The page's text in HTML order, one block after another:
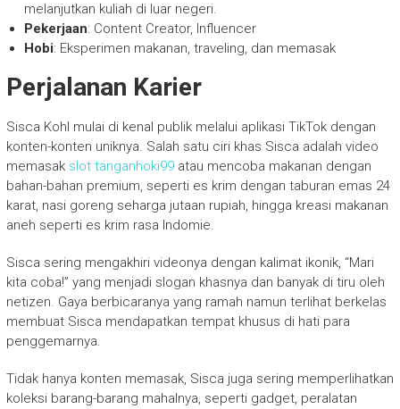
melanjutkan kuliah di luar negeri.
Pekerjaan: Content Creator, Influencer
Hobi: Eksperimen makanan, traveling, dan memasak
Perjalanan Karier
Sisca Kohl mulai di kenal publik melalui aplikasi TikTok dengan
konten-konten uniknya. Salah satu ciri khas Sisca adalah video
memasak slot tanganhoki99atau mencoba makanan dengan
bahan-bahan premium, seperti es krim dengan taburan emas 24
karat, nasi goreng seharga jutaan rupiah, hingga kreasi makanan
aneh seperti es krim rasa Indomie.
Sisca sering mengakhiri videonya dengan kalimat ikonik, “Mari
kita coba!” yang menjadi slogan khasnya dan banyak di tiru oleh
netizen. Gaya berbicaranya yang ramah namun terlihat berkelas
membuat Sisca mendapatkan tempat khusus di hati para
penggemarnya.
Tidak hanya konten memasak, Sisca juga sering memperlihatkan
koleksi barang-barang mahalnya, seperti gadget, peralatan